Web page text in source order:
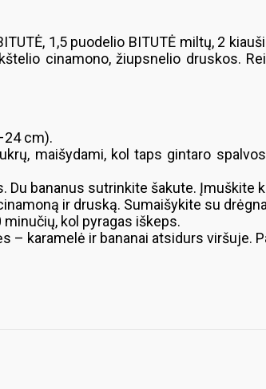
1,5 puodelio BITUTĖ miltų, 2
cinamono, žiupsnelio druskos.
cm).
maišydami, kol taps gintaro
bananus sutrinkite šakute. Įmuškite
ir druską. Sumaišykite su
kol pyragas iškeps.
– karamelė ir bananai atsidurs viršuje.